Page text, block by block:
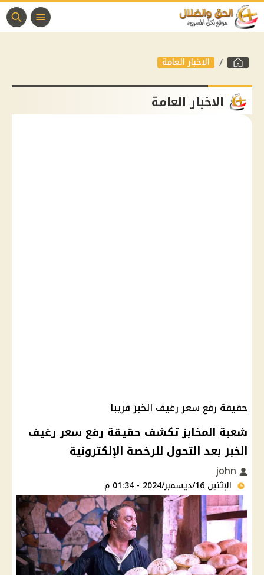
الاخبار العامة
الاخبار العامة
حقيقة رفع سعر رغيف الخبز قريبا
شعبة المخابز تكشف حقيقة رفع سعر رغيف
الخبز بعد التحول للرخصة الإلكترونية
الإثنين 16/ديسمبر/2024 - 01:34 م